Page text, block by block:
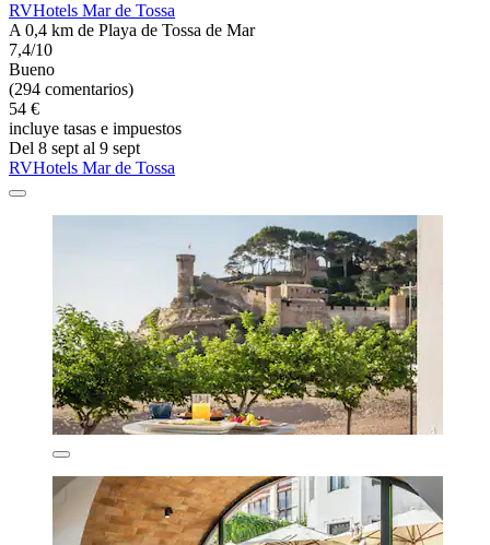
RVHotels Mar de Tossa
A 0,4 km de Playa de Tossa de Mar
7,4/10
Bueno
(294 comentarios)
54 €
incluye tasas e impuestos
Del 8 sept al 9 sept
RVHotels Mar de Tossa